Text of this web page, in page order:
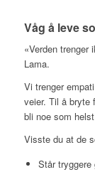
Våg å leve
«Verden trenger
Lama.
Vi trenger
veier. Til å
bli noe som
Visste du at de
Står tryggere